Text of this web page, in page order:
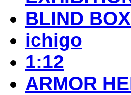
BLIND
ichigo
1:12
ARMOR